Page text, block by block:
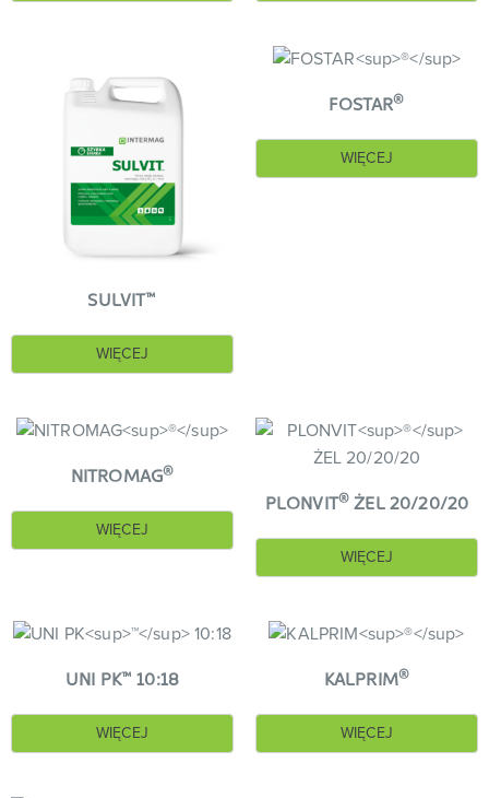
SULVIT™
WIĘCEJ
FOSTAR®
WIĘCEJ
NITROMAG®
WIĘCEJ
PLONVIT® ŻEL 20/20/20
WIĘCEJ
UNI PK™ 10:18
WIĘCEJ
KALPRIM®
WIĘCEJ